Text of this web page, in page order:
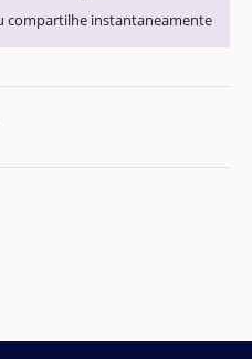
compartilhe instantaneamente